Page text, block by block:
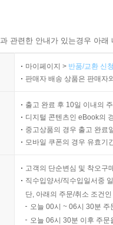
관련한 안내가 있는경우 아
마이페이지 > 반품/교환 신
판매자 배송 상품은 판매자
출고 완료 후 10일 이내의
디지털 콘텐츠인 eBook의
중고상품의 경우 출고 완료
모바일 쿠폰의 경우 유효기
고객의 단순변심 및 착오구
직수입양서/직수입일서중
단, 아래의 주문/취소 조건
오늘 00시 ~ 06시 30분
오늘 06시 30분 이후 주